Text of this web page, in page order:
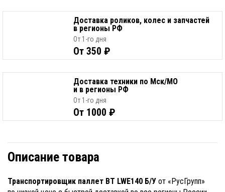
Доставка роликов, колес и запчастей
в регионы РФ
От 1-го дня
От 350 ₽
Доставка техники по Мск/МО
и в регионы РФ
От 1-го дня
От 1000 ₽
Описание товара
Транспортировщик паллет BT LWE140 Б/У от «РусГрупп»